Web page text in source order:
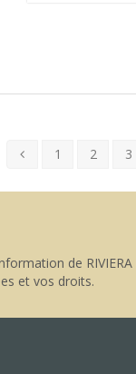
1 2 3
de
et vos droits.